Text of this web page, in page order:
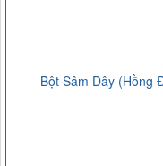
Bột Sâm Dây (Hồng